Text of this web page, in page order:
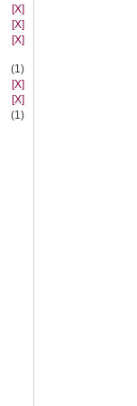
[X]
[X]
[X]
(1)
[X]
[X]
(1)